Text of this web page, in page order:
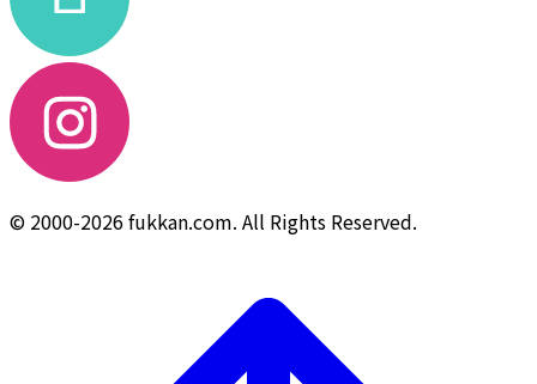
© 2000-2026 fukkan.com. All Rights Reserved.